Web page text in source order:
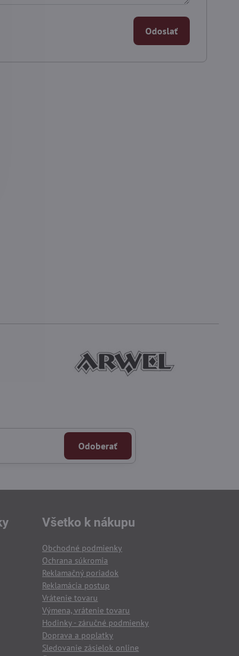
Odoslať
Odoberať
Všetko k nákupu
Obchodné podmienky
Ochrana súkromia
Reklamačný poriadok
Reklamácia postup
Vrátenie tovaru
Výmena, vrátenie tovaru
Hodinky - záručné podmienky
Doprava a poplatky
Sledovanie zásielok online